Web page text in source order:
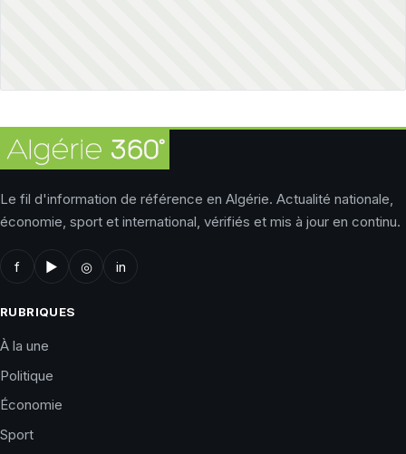
Le fil d'information de référence en Algérie. Actualité nationale,
économie, sport et international, vérifiés et mis à jour en continu.
f ▶ ◎ in
RUBRIQUES
À la une
Politique
Économie
Sport